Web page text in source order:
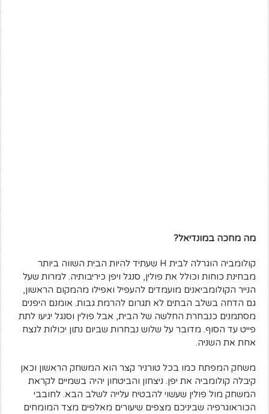
מה מחכה במונדיאל?
קולומביה הוגרלה לבית H שעתיד להיות הבית השווה ביותר
מבחינת כוחות וכולל את פולין, סנגל ויפן כיריבותיה. למרות שעל
הנייר הקולומביאנים מועמדים להעפיל ואפילו מהמקום הראשון,
גם הדחה בשלב הבתים לא תגרום להרמת גבות. אומנם היפנים
מסתמנים כנבחרת החלשה של הבית, אבל פולין וסנגל יגיעו לתת
פייט עד הסוף. מדובר על שלוש נבחרות שביום נתון יכולות לנצח
אחת את השניה.
משחק המפתח כמו בכל טורניר קצר הוא המשחק הראשון וכאן
קיבלה קולומביה את יפן. ניצחון והביטחון יהיה בשמיים לקראת
המשחק מול פולין שעשוי להבטיח עלייה לשלב הבא. לחובבי
הכוראוגרפיה שביניכם מצפים שיעורים מאלפים מצד המומחים